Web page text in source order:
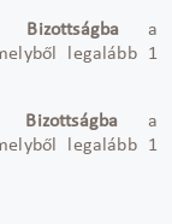
Bizottságba a
legalább 1
Bizottságba a
legalább 1